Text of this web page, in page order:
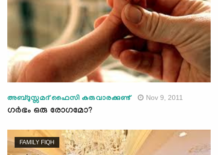
അബ്ദുസ്സമദ് ഫൈസി കരുവാരക്കുണ്ട്‌ Nov 9, 2011
ഗര്‍ഭം ഒരു രോഗമോ?
FAMILY FIQH